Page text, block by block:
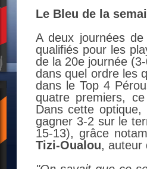
Le Bleu de la
A deux journées
qualifiés pour les
de la 20e journée
dans quel ordre les
dans le Top 4
quatre premiers,
Dans cette
gagner 3-2 sur le
15-13), grâce
Tizi-Oualou, auteur